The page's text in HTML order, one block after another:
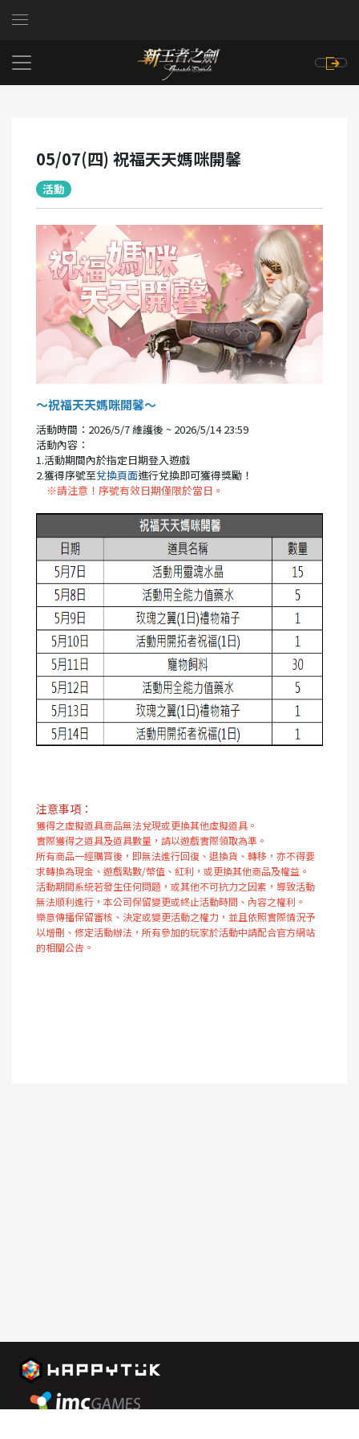
05/07(四) 祝福天天媽咪開馨
活動
～祝福天天媽咪開馨～
活動時間：2026/5/7 維護後 ~ 2026/5/14 23:59
活動內容：
1.活動期間內於指定日期登入遊戲
2.獲得序號至兌換頁面進行兌換即可獲得獎勵！
※請注意！序號有效日期僅限於當日。
注意事項：
獲得之虛擬道具商品無法兌現或更換其他虛擬道具。
實際獲得之道具及道具數量，請以遊戲實際領取為準。
所有商品一經購買後，即無法進行回復、退換貨、轉移，亦不得要
求轉換為現金、遊戲點數/幣值、紅利，或更換其他商品及權益。
活動期間系統若發生任何問題，或其他不可抗力之因素，導致活動
無法順利進行，本公司保留變更或終止活動時間、內容之權利。​​
樂意傳播保留審核、決定或變更活動之權力，並且依照實際情況予
以增刪、修定活動辦法，所有參加的玩家於活動中請配合官方網站
的相關公告。